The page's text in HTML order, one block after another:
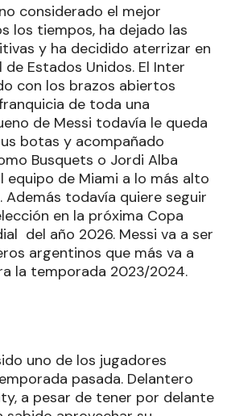
considerado el mejor
los tiempos, ha dejado las
y ha decidido aterrizar en
Estados Unidos. El Inter
con los brazos abiertos
de toda una
de Messi todavía le queda
botas y acompañado
Busquets o Jordi Alba
equipo de Miami a lo más alto
todavía quiere seguir
en la próxima Copa
del año 2026. Messi va a ser
argentinos que más va a
la temporada 2023/2024.
uno de los jugadores
pasada. Delantero
a pesar de tener por delante